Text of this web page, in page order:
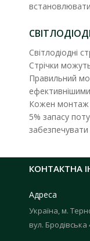
Світлодіодні
Стрічки
Правильний
Кожен монтаж
5% запасу
забезпечувати
КОНТАКТНА
Адреса
Україна, м.
вул. Бродівська